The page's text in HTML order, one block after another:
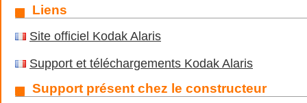
Liens
Site officiel Kodak Alaris
Support et téléchargements Kodak Alaris
Support présent chez le constructeur